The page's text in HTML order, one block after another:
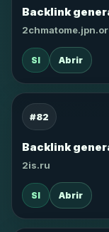
Backlink
SI Abrir
#82
Backlink
2is.ru
SI Abrir